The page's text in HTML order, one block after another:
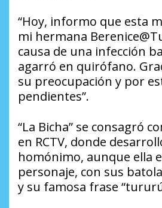
“Hoy, informo que esta
mi hermana
causa de una infección
agarró en quirófano.
su preocupación y por
pendientes”.
“La Bicha” se consagró
en RCTV, donde
homónimo, aunque ella
personaje, con sus
y su famosa frase